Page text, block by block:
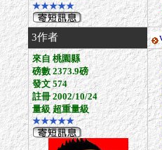
★★★★★
3作者
來自 桃園縣
磅數 2373.9磅
發文 574
註冊 2002/10/24
量級 超重量級
★★★★★